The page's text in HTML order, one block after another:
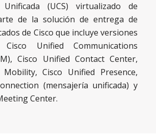
(UCS) virtualizado de
de la solución de entrega de
de Cisco que incluye versiones
Unified Communications
Cisco Unified Contact Center,
Cisco Unified Presence,
(mensajería unificada) y
Center.